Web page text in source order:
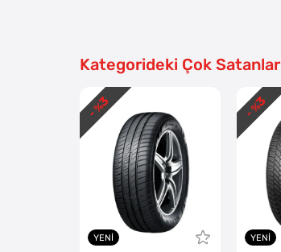
Kategorideki Çok Satanlar
YENI
- %
3
YENI
- %
3